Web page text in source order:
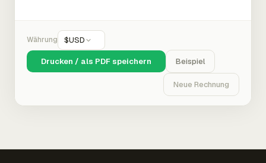
Währung $USD
Drucken / als PDF speichern Beispiel
Neue Rechnung